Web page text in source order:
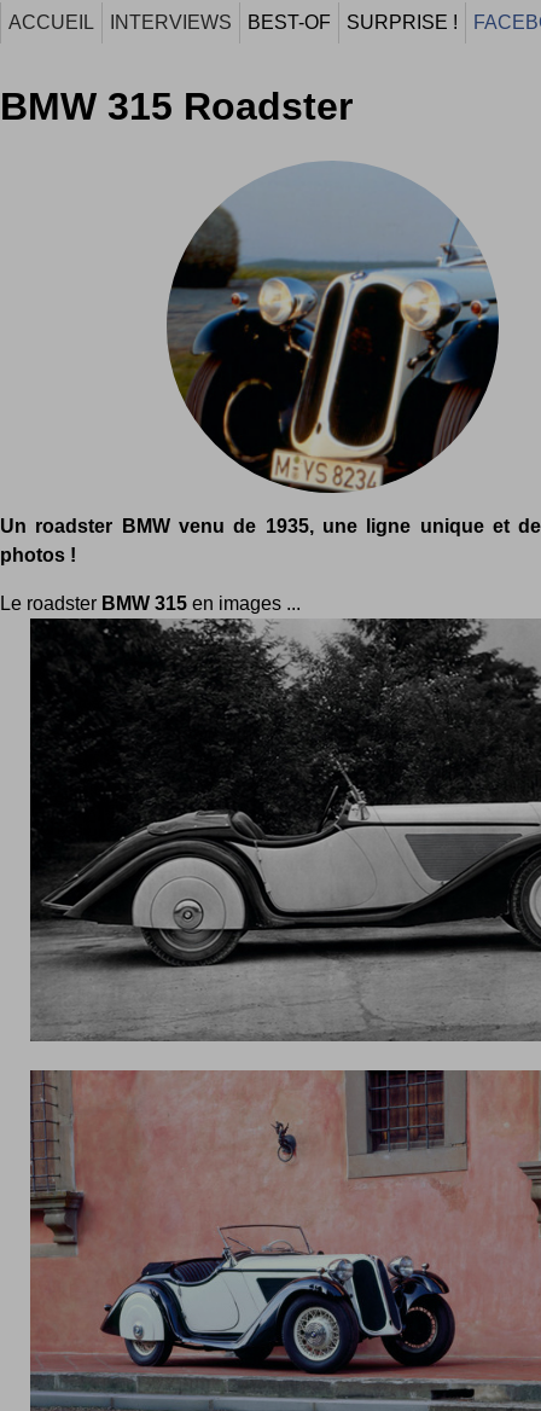
ACCUEIL INTERVIEWS BEST-OF SURPRISE !
BMW 315 Roadster
Un roadster BMW venu de 1935, une ligne unique et
photos !
Le roadster BMW 315 en images ...